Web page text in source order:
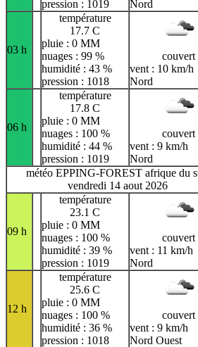
pression : 1019
Nord
03 h
température
17.7 C
pluie : 0 MM
nuages : 99 %
humidité : 43 %
pression : 1018
couvert
vent : 10 km/h
Nord
06 h
température
17.8 C
pluie : 0 MM
nuages : 100 %
humidité : 44 %
pression : 1019
couvert
vent : 9 km/h
Nord
météo EPPING-FOREST afrique du
vendredi 14 aout 2026
09 h
température
23.1 C
pluie : 0 MM
nuages : 100 %
humidité : 39 %
pression : 1019
couvert
vent : 11 km/h
Nord
12 h
température
25.6 C
pluie : 0 MM
nuages : 100 %
humidité : 36 %
pression : 1018
couvert
vent : 9 km/h
Nord Ouest